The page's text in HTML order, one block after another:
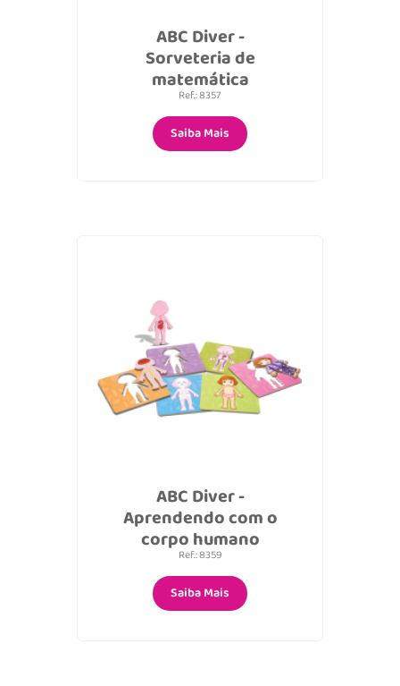
ABC Diver -
Sorveteria de
matemática
Ref.: 8357
Saiba Mais
ABC Diver -
Aprendendo com o
corpo humano
Ref.: 8359
Saiba Mais